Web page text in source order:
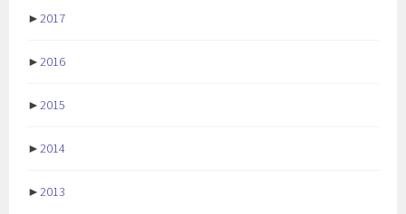
►2017
►2016
►2015
►2014
►2013